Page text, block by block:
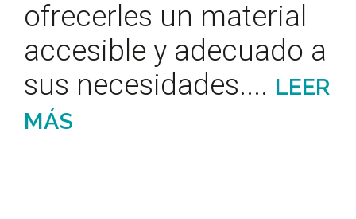
ofrecerles un material
accesible y adecuado a
sus necesidades.... LEER
MÁS